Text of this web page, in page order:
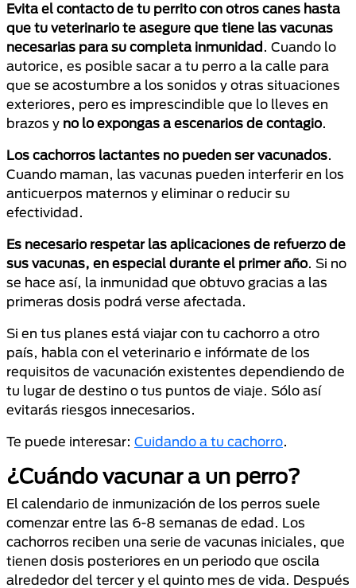
Evita el contacto de tu perrito con otros canes hasta
que tu veterinario te asegure que tiene las vacunas
necesarias para su completa inmunidad. Cuando lo
autorice, es posible sacar a tu perro a la calle para
que se acostumbre a los sonidos y otras situaciones
exteriores, pero es imprescindible que lo lleves en
brazos y no lo expongas a escenarios de contagio.
Los cachorros lactantes no pueden ser vacunados.
Cuando maman, las vacunas pueden interferir en los
anticuerpos maternos y eliminar o reducir su
efectividad.
Es necesario respetar las aplicaciones de refuerzo de
sus vacunas, en especial durante el primer año. Si no
se hace así, la inmunidad que obtuvo gracias a las
primeras dosis podrá verse afectada.
Si en tus planes está viajar con tu cachorro a otro
país, habla con el veterinario e infórmate de los
requisitos de vacunación existentes dependiendo de
tu lugar de destino o tus puntos de viaje. Sólo así
evitarás riesgos innecesarios.
Te puede interesar: Cuidando a tu cachorro.
¿Cuándo vacunar a un perro?
El calendario de inmunización de los perros suele
comenzar entre las 6-8 semanas de edad. Los
cachorros reciben una serie de vacunas iniciales, que
tienen dosis posteriores en un periodo que oscila
alrededor del tercer y el quinto mes de vida. Después